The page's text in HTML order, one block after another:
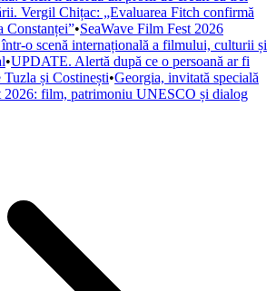
Vergil Chițac: „Evaluarea Fitch confirmă
Constanței”•SeaWave Film Fest 2026
o scenă internațională a filmului, culturii și
•UPDATE. Alertă după ce o persoană ar fi
și Costinești•Georgia, invitată specială
2026: film, patrimoniu UNESCO și dialog